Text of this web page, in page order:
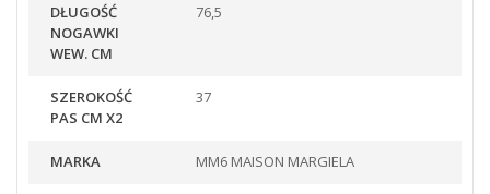
DŁUGOŚĆ
NOGAWKI
WEW. CM
76,5
SZEROKOŚĆ
PAS CM X2
37
MARKA MM6 MAISON MARGIELA